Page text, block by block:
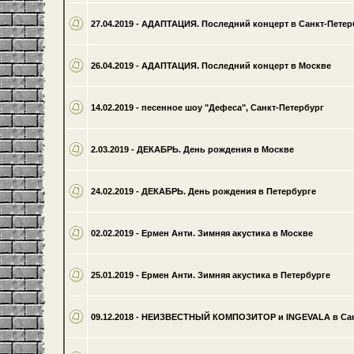
27.04.2019 - АДАПТАЦИЯ. Последний концерт в Санкт-
26.04.2019 - АДАПТАЦИЯ. Последний концерт в Москве
14.02.2019 - песенное шоу "Дефеса", Санкт-Петербург
2.03.2019 - ДЕКАБРЬ. День рождения в Москве
24.02.2019 - ДЕКАБРЬ. День рождения в Петербурге
02.02.2019 - Ермен Анти. Зимняя акустика в Москве
25.01.2019 - Ермен Анти. Зимняя акустика в Петербурге
09.12.2018 - НЕИЗВЕСТНЫЙ КОМПОЗИТОР и INGEVALA в